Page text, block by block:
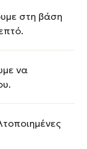
στη βάση
να